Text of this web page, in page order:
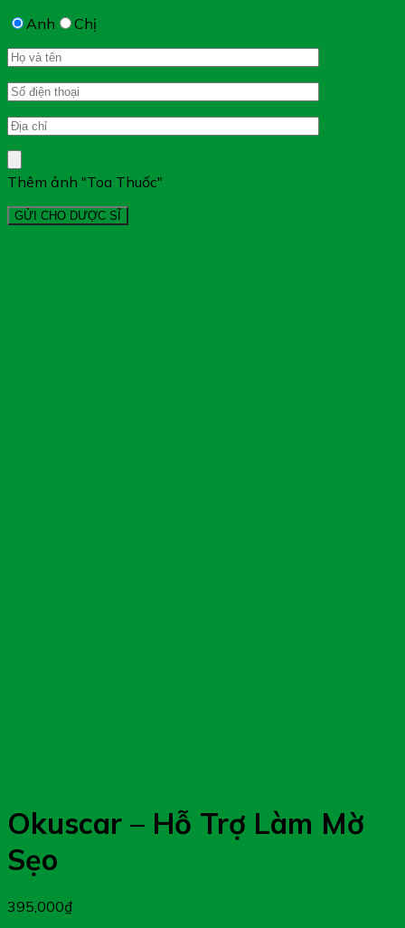
Anh Chị
Thêm ảnh "Toa Thuốc"
Okuscar – Hỗ Trợ Làm Mờ
Sẹo
395,000₫